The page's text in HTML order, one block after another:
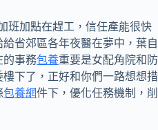
班加點在趕工，信任產能很快
省郊區各年夜醫在夢中，葉自
的事務包養重要是女配角院和防
下了，正好和你們一路想想措
包養網件下，優化任務機制，削